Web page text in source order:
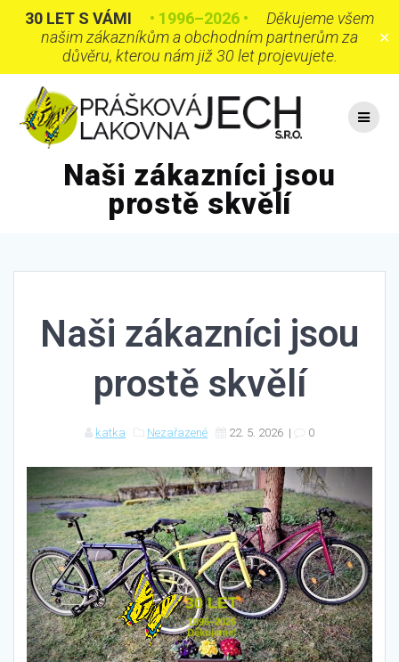
30 LET S VÁMI • 1996–2026 •
Děkujeme všem
našim zákazníkům a obchodním partnerům za
důvěru, kterou nám již 30 let projevujete.
✕
30 LET
1996–2026
Děkujeme!
content
Naši zákazníci jsou
prostě skvělí
Naši zákazníci jsou
prostě skvělí
katka Nezařazené 22. 5. 2026 | 0